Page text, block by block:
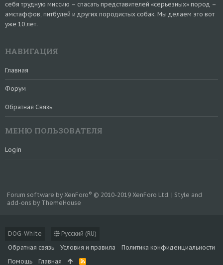
себя трудную миссию – спасать представителей «серьезных» пород –
амстаффов, питбулей и других породистых собак. Мы делаем это вот
уже 10 лет.
НАВИГАЦИЯ
Главная
Форум
Обратная Связь
МЕНЮ ПОЛЬЗОВАТЕЛЯ
Login
DOG-White
Русский (RU)
Обратная связь
Условия и правила
Политика конфиденциальности
Помощь
Главная
R
Forum software by XenForo® © 2010-2019 XenForo Ltd. | Style and
add-ons by ThemeHouse